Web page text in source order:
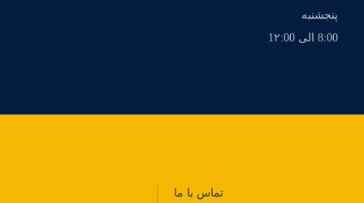
پنجشنبه
8:00 الی 1۲:00
تماس با ما